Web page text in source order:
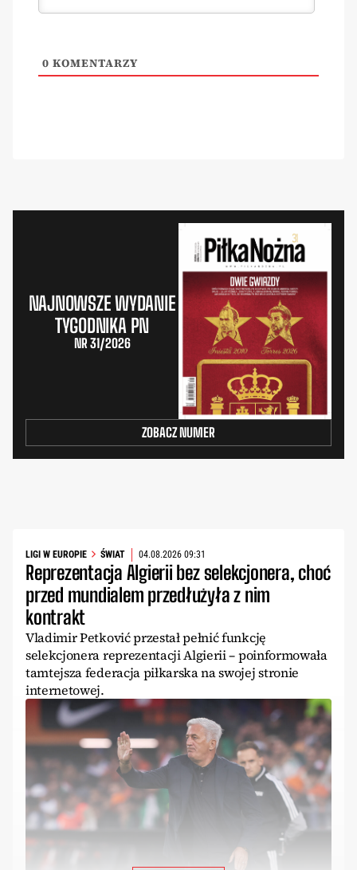
0 KOMENTARZY
NAJNOWSZE WYDANIE
TYGODNIKA PN
NR 31/2026
ZOBACZ NUMER
LIGI W EUROPIE ŚWIAT 04.08.2026 09:31
Reprezentacja Algierii bez selekcjonera, choć
przed mundialem przedłużyła z nim
kontrakt
Vladimir Petković przestał pełnić funkcję
selekcjonera reprezentacji Algierii – poinformowała
tamtejsza federacja piłkarska na swojej stronie
internetowej.